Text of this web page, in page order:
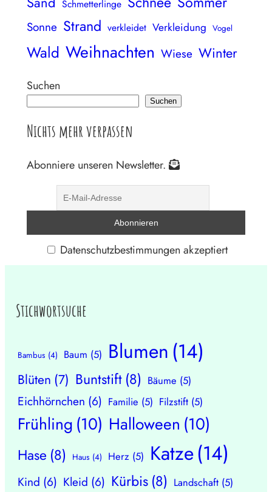
Schmetterlinge
Sonne Strand verkleidet Verkleidung Vogel
Wald Weihnachten Wiese Winter
Suchen
Suchen
Nichts mehr verpassen
Abonniere unseren Newsletter.
Datenschutzbestimmungen akzeptiert
Stichwortsuche
Bambus (4) Baum (5) Blumen(14)
Blüten (7) Buntstift (8) Bäume (5)
Eichhörnchen (6) Familie (5) Filzstift (5)
Frühling (10) Halloween (10)
Hase (8) Haus (4) Herz (5) Katze(14)
Kind (6) Kleid (6) Kürbis (8) Landschaft (5)